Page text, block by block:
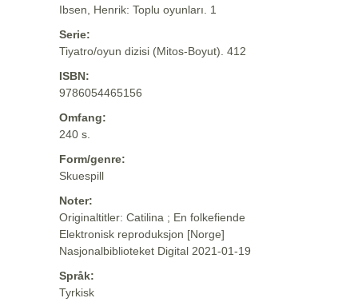
Ibsen, Henrik: Toplu oyunları. 1
Serie:
Tiyatro/oyun dizisi (Mitos-Boyut). 412
ISBN:
9786054465156
Omfang:
240 s.
Form/genre:
Skuespill
Noter:
Originaltitler: Catilina ; En folkefiende
Elektronisk reproduksjon [Norge]
Nasjonalbiblioteket Digital 2021-01-19
Språk:
Tyrkisk